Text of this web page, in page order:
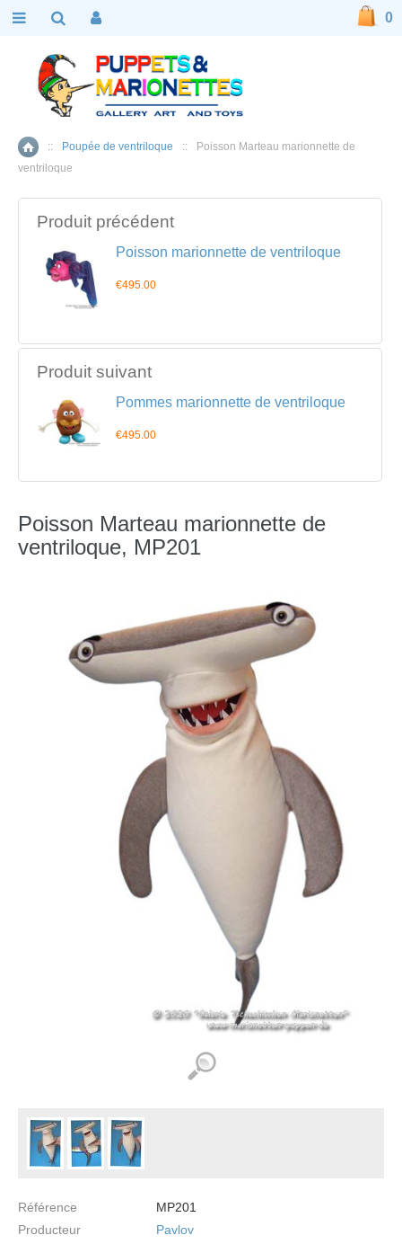
Accueil
:: Poupée de ventriloque ::
Poisson Marteau marionnette de
ventriloque
Produit précédent
Poisson marionnette de ventriloque
€495.00
Produit suivant
Pommes marionnette de ventriloque
€495.00
Poisson Marteau marionnette de
ventriloque, MP201
Référence
MP201
Producteur
Pavlov
0